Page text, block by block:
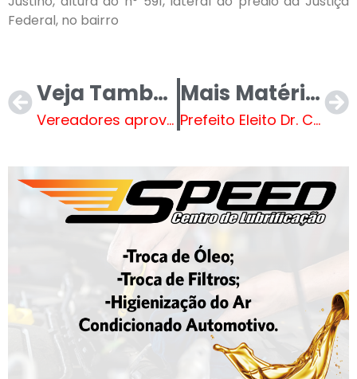
Federal, no bairro
Veja Também
Vereadores aprovam doação de área para Petrobras e alterações no setor de cultura do município
Mais Matérias
Prefeito Eleito Dr. Cassiano Maia apresentou oficialmente seu secretariado para o próximo mandato